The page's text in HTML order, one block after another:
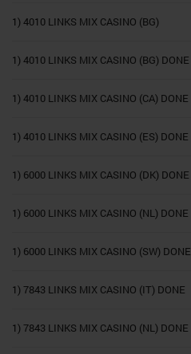
1) 4010 LINKS MIX CASINO (BG)
1) 4010 LINKS MIX CASINO (BG) DONE
1) 4010 LINKS MIX CASINO (CA) DONE
1) 4010 LINKS MIX CASINO (ES) DONE
1) 6000 LINKS MIX CASINO (DK) DONE
1) 6000 LINKS MIX CASINO (NL) DONE
1) 6000 LINKS MIX CASINO (SW) DONE
1) 7843 LINKS MIX CASINO (IT) DONE
1) 7843 LINKS MIX CASINO (NL) DONE